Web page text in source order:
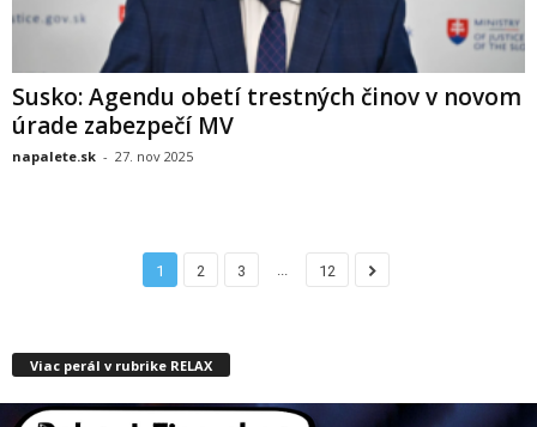
Susko: Agendu obetí trestných činov v novom
úrade zabezpečí MV
napalete.sk - 27. nov 2025
1 2 3 12
Viac perál v rubrike RELAX